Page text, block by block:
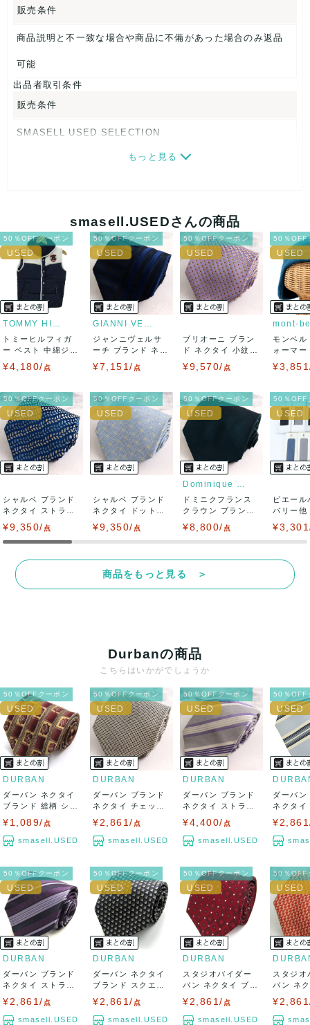
【 商品札 】
なし
販売条件
商品説明と不一致な場合や商品に不備があった場合のみ返品
可能
出品者取引条件
販売条件
SMASELL USED SELECTION
画像ダウンロードなので、転売にも最適♪
ネコポスの場合は日時指定ができませんので、ご了承下さい
ませ。
USED品に関しましては、見る方によって状態の価値観が異な
りますので、トラブルを避けるため、神経質な方や完璧な商
品を求められる方は御購入をお控えください。
また商品には細心の注意をはらっておりますが、何かござい
ましたら、レビュー記載前に必ずコメント欄よりご連絡お願
い致します。対応できることがあれば、誠意をもって対応致
します。
また並行輸入品もございますので、真贋方法などお答えでき
ない場合もございます。
万が一、購入後に偽造品等が発覚しましたら、返品・返金に
決済方法
送料：¥1,650 (見込み)
送料表を確認する
出荷目安：5営業日以内
出荷予定日：なるべく最短で発送致します。
兵庫県から出荷
もっと見る
smasell.USEDさんの商品
50％OFFクーポン
TOMMY HILFIGER
トミーヒルフィガ
ー ベスト 中綿ジャ
¥4,180/ 点
50％OFFクーポン
GIANNI VERSACE
ジャンニヴェルサ
ーチ ブランド ネク
¥7,151/ 点
50％OFFクーポン
ブリオーニ ブラン
ド ネクタイ 小紋柄
¥9,570/ 点
50％OFF
mont-
モンベル
ォーマ
50％OFFクーポン
シャルベ ブランド
ネクタイ ストライ
¥9,350/ 点
50％OFFクーポン
シャルベ ブランド
ネクタイ ドット柄
¥9,350/ 点
50％OFFクーポン
Dominique France Cr...
ドミニクフランス
クラウン ブランド
¥8,800/ 点
50％OFF
ピエー
バリー
商品をもっと見る ＞
Durbanの商品
こちらはいかがでしょうか
50％OFFクーポン
DURBAN
ダーバン ネクタイ
ブランド 総柄 シル
¥1,089/ 点
smasell.USED
50％OFFクーポン
DURBAN
ダーバン ブランド
ネクタイ チェック
¥2,861/ 点
smasell.USED
50％OFFクーポン
DURBAN
ダーバン ブランド
ネクタイ ストライ
¥4,400/ 点
smasell.USED
50％OFF
ダーバン
ネクタイ
50％OFFクーポン
DURBAN
ダーバン ブランド
ネクタイ ストライ
プ柄 PO ...
¥2,861/ 点
smasell.USED
50％OFFクーポン
DURBAN
ダーバン ネクタイ
ブランド スクエア
柄 シルク ...
¥2,861/ 点
smasell.USED
50％OFFクーポン
DURBAN
スタジオバイダー
バン ネクタイ ブラ
ンド スクエア...
¥2,861/ 点
smasell.USED
50％OFF
スタジオ
バン ネ
ンド 総